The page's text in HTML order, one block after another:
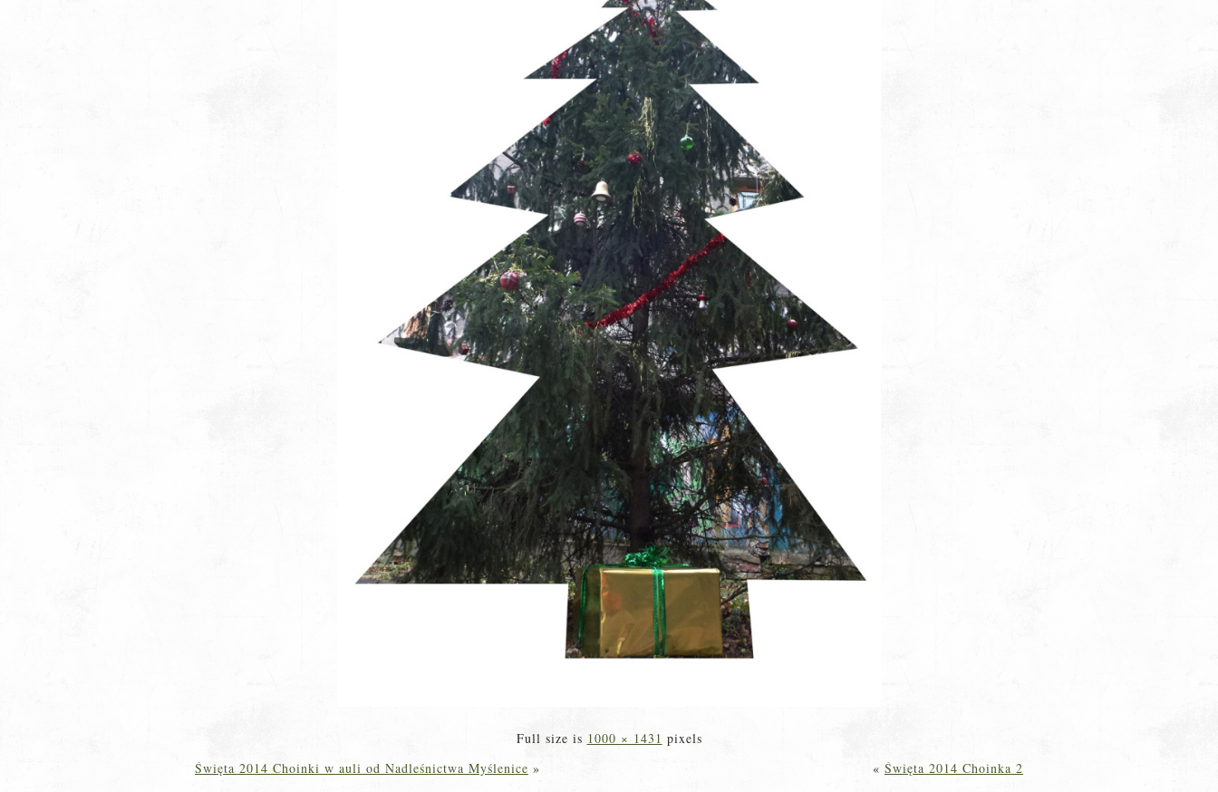
Full size is 1000 × 1431 pixels
Święta 2014 Choinki w auli od Nadleśnictwa Myślenice » « Święta 2014 Choinka 2